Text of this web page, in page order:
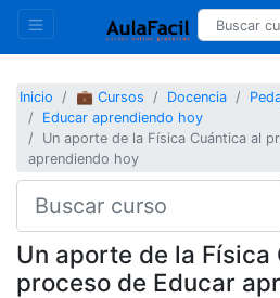
Inicio 💼 Cursos Docencia
Educar aprendiendo hoy
Un aporte de la Física Cuántica al
aprendiendo hoy
Un aporte de la Física
proceso de Educar